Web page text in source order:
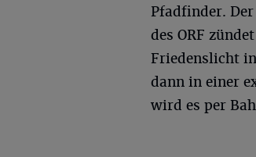
Pfadfinder.
des ORF
Friedenslicht
dann in einer
wird es per